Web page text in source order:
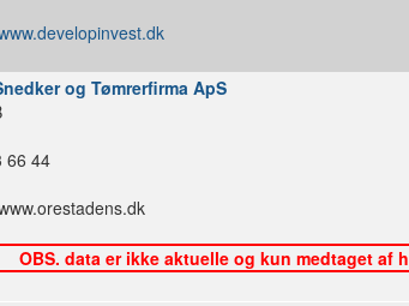
og Tømrerfirma ApS
66 44
OBS. data er ikke aktuelle og kun medtaget af